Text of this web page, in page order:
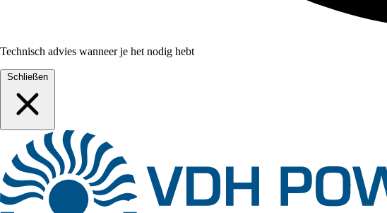
Technisch advies wanneer je het nodig hebt
Schließen